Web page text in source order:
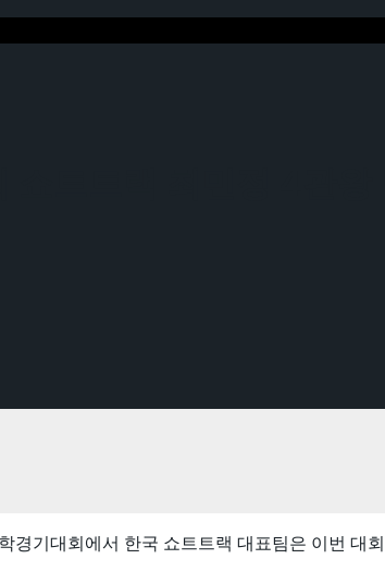
트트랙 최민정 4관왕
기대회에서 한국 쇼트트랙 대표팀은 이번 대